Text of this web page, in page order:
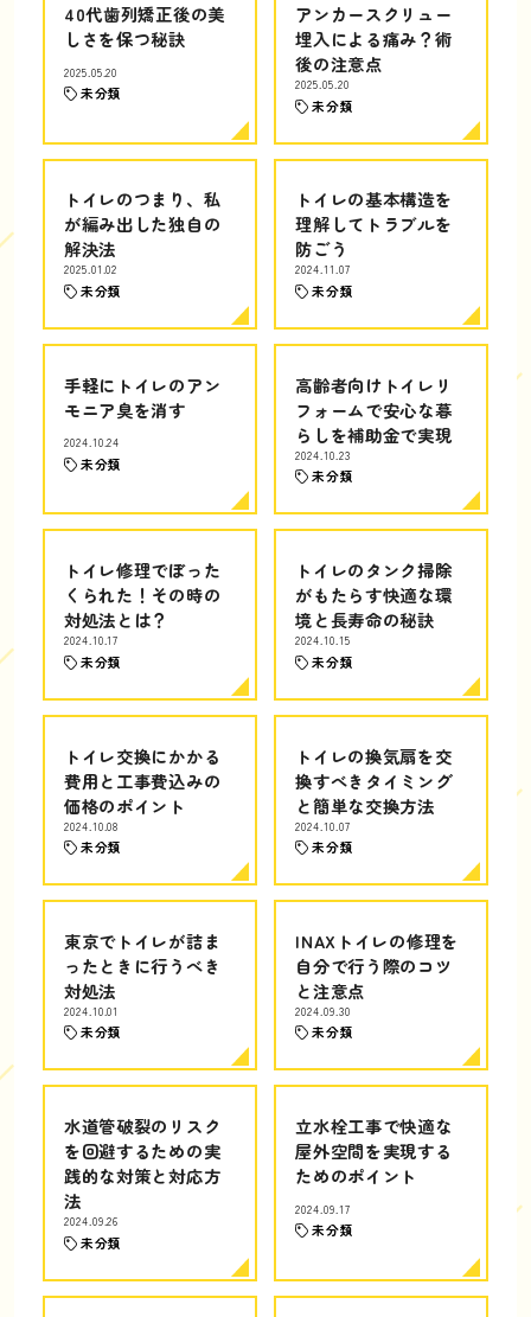
40代歯列矯正後の美
しさを保つ秘訣
2025.05.20
未分類
アンカースクリュー
埋入による痛み？術
後の注意点
2025.05.20
未分類
トイレのつまり、私
が編み出した独自の
解決法
2025.01.02
未分類
トイレの基本構造を
理解してトラブルを
防ごう
2024.11.07
未分類
手軽にトイレのアン
モニア臭を消す
2024.10.24
未分類
高齢者向けトイレリ
フォームで安心な暮
らしを補助金で実現
2024.10.23
未分類
トイレ修理でぼった
くられた！その時の
対処法とは？
2024.10.17
未分類
トイレのタンク掃除
がもたらす快適な環
境と長寿命の秘訣
2024.10.15
未分類
トイレ交換にかかる
費用と工事費込みの
価格のポイント
2024.10.08
未分類
トイレの換気扇を交
換すべきタイミング
と簡単な交換方法
2024.10.07
未分類
東京でトイレが詰ま
ったときに行うべき
対処法
2024.10.01
未分類
INAXトイレの修理を
自分で行う際のコツ
と注意点
2024.09.30
未分類
水道管破裂のリスク
を回避するための実
践的な対策と対応方
法
2024.09.26
未分類
立水栓工事で快適な
屋外空間を実現する
ためのポイント
2024.09.17
未分類